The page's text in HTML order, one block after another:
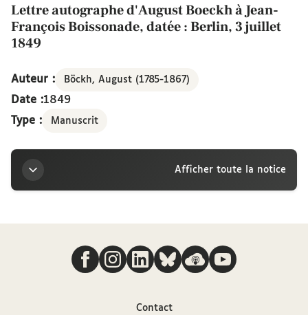
Lettre autographe d'August Boeckh à Jean-
François Boissonade, datée : Berlin, 3 juillet
1849
Auteur : Böckh, August (1785-1867)
Date :1849
Type :
Manuscrit
Afficher toute la notice
Titre
Lettre autographe d'August Boeckh à Jean-François
Boissonade, datée : Berlin, 3 juillet 1849
Nous suivre
Contact